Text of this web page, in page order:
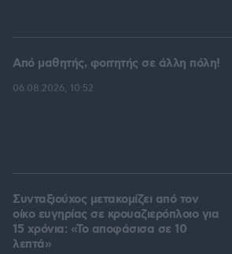
Από μαθητής, φοιτητής σε άλλη πόλη!
06.08.2026, 10:52
Συνταξιούχος μετακομίζει από τον
οίκο ευγηρίας σε κρουαζιερόπλοιο για
15 χρόνια: «Το αποφάσισα σε 10
λεπτά»